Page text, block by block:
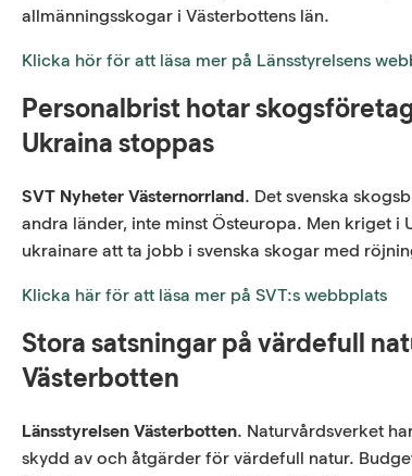
allmänningsskogar i Västerbottens län.
Klicka hör för att läsa mer på Länsstyrelsens
Personalbrist hotar
Ukraina stoppas
SVT Nyheter Västernorrland. Det svenska
andra länder, inte minst Östeuropa. Men kriget
ukrainare att ta jobb i svenska skogar med
Klicka här för att läsa mer på SVT:s webbplats
Stora satsningar på värdefull
Västerbotten
Länsstyrelsen Västerbotten. Naturvårdsverket
skydd av och åtgärder för värdefull natur.